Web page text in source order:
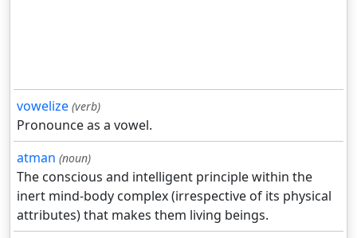
vowelize (verb)
Pronounce as a vowel.
atman (noun)
The conscious and intelligent principle within the
inert mind-body complex (irrespective of its physical
attributes) that makes them living beings.